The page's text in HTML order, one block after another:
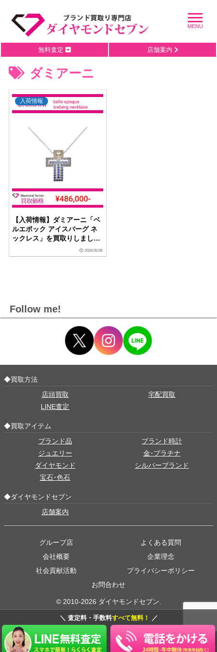
無料査定 店舗案内
ダミアーニ
入荷情報
【入荷情報】ダミアーニ「ベ
ルエポック アイスバーグ ネ
ックレス」を買取りしました
｜ダイヤモンドセブン
2026.05.08
Follow me!
◆買取方法
店頭買取
宅配買取
LINE査定
◆買取アイテム
ブランド品
ブランド時計
ジュエリー
金･プラチナ
ダイヤモンド
シルバーブランド
宝石･色石
◆ダイヤモンドセブン
店舗案内
グループ店
よくある質問
会社概要
企業理念
社会貢献活動
プライバシーポリシー
お問合わせ
© 2010-2026 ダイヤモンドセブン.
＼ 査定料・手数料すべて無料！ ／